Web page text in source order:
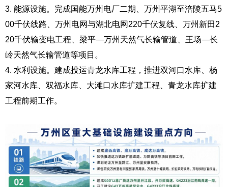
3. 能源设施。完成国能万州电厂二期、万州平湖至涪陵五马5
00千伏线路、万州电网与湖北电网220千伏复线、万州新田2
20千伏输变电工程、梁平—万州天然气长输管道、王场—长
岭天然气长输管道等项目。
4. 水利设施。建成投运青龙水库工程，推进双河口水库、杨
家河水库、双福水库、大滩口水库扩建工程、青龙水库扩建
工程前期工作。